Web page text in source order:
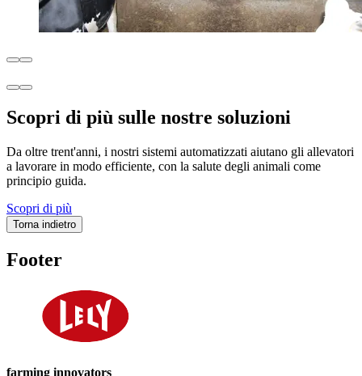
Scopri di più sulle nostre soluzioni
Da oltre trent'anni, i nostri sistemi automatizzati aiutano gli allevatori
a lavorare in modo efficiente, con la salute degli animali come
principio guida.
Scopri di più
Torna indietro
Footer
farming innovators